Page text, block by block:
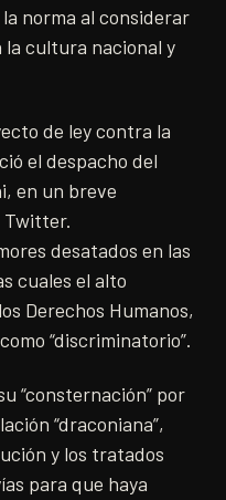
norma al considerar
la cultura nacional y
de ley contra la
el despacho del
en un breve
Twitter.
desatados en las
cuales el alto
Derechos Humanos,
“discriminatorio”.
“consternación” por
“draconiana”,
y los tratados
para que haya